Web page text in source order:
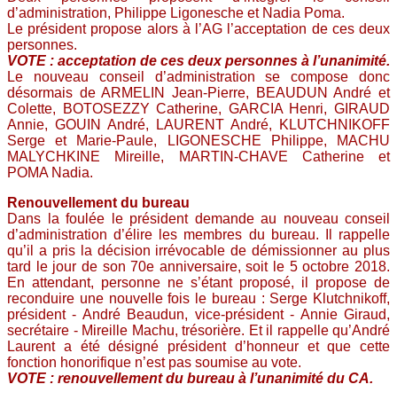
d’administration, Philippe Ligonesche et ­Nadia Poma.
Le président propose alors à l’AG l’acceptation de ces deux
personnes.
VOTE : acceptation de ces deux personnes à l’unanimité.
Le nouveau conseil d’administration se compose donc
désormais de ARMELIN Jean-Pierre, BEAUDUN André et
Colette, BOTOSEZZY Catherine, GARCIA ­Henri, GIRAUD
Annie, GOUIN André, LAURENT André, KLUTCHNIKOFF
Serge et Marie-Paule, ­LIGONESCHE Philippe, MACHU
MALYCHKINE Mireille, MARTIN-CHAVE Catherine et
POMA Nadia.
Renouvellement du bureau
Dans la foulée le président demande au nouveau conseil
d’administration d’élire les membres du bureau. Il rappelle
qu’il a pris la décision irrévocable de démissionner au plus
tard le jour de son 70e anniversaire, soit le 5 octobre 2018.
En attendant, personne ne s’étant proposé, il propose de
reconduire une nouvelle fois le bureau : Serge Klutchnikoff,
président - André Beaudun, vice-président - ­Annie Giraud,
secrétaire - Mireille Machu, trésorière. Et il rappelle qu’André
Laurent a été désigné président d’honneur et que cette
fonction honorifique n’est pas soumise au vote.
VOTE : renouvellement du bureau à l’unanimité du CA.